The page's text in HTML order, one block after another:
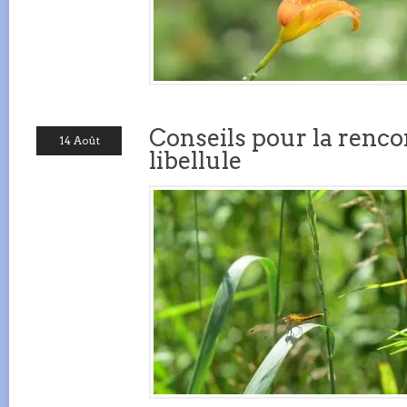
14 Août
Conseils pour la
libellule